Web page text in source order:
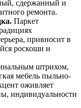
сдержанный и
ремонта.
Паркет
привносит в
роскоши и
штрихом,
мебель пыльно-
оживляет
индивидуальности